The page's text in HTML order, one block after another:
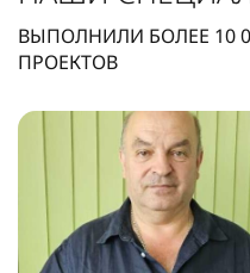
ВЫПОЛНИЛИ БОЛЕЕ 10
ПРОЕКТОВ